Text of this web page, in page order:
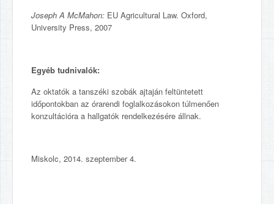
Joseph A McMahon: EU Agricultural Law. Oxford,
University Press, 2007
Egyéb tudnivalók:
Az oktatók a tanszéki szobák ajtaján feltüntetett
időpontokban az órarendi foglalkozásokon túlmenően
konzultációra a hallgatók rendelkezésére állnak.
Miskolc, 2014. szeptember 4.